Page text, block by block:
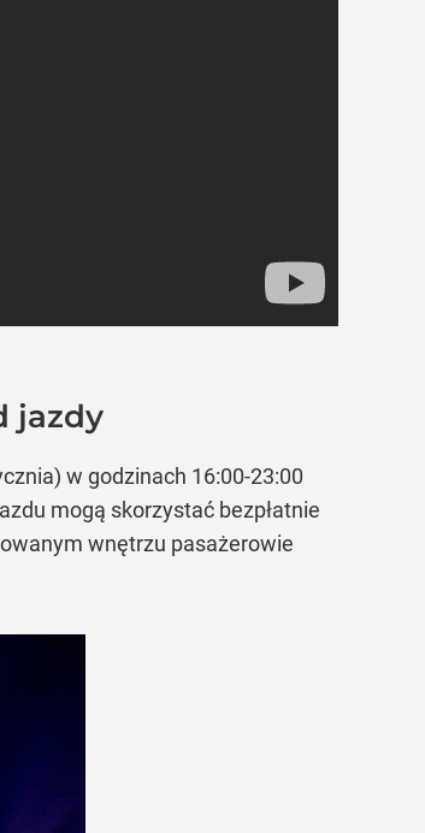
jazdy
w godzinach 16:00-23:00
mogą skorzystać bezpłatnie
wnętrzu pasażerowie